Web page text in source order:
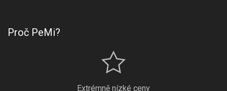
Proč PeMi?
Extrémně nízké ceny